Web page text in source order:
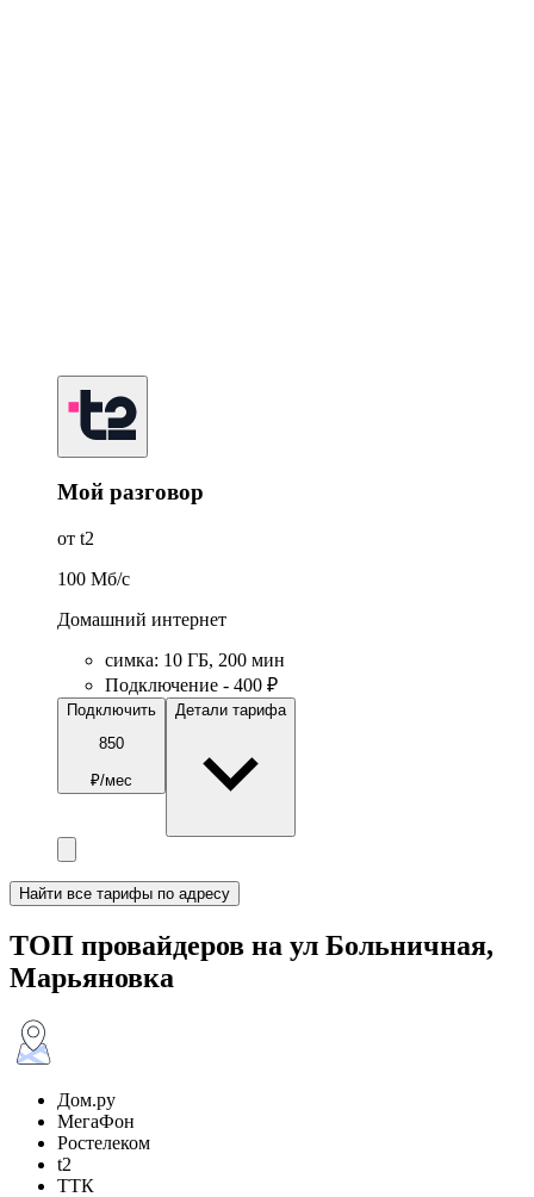
Мой разговор
от t2
100 Мб/c
Домашний интернет
симка: 10 ГБ, 200 мин
Подключение - 400 ₽
Подключить
850
₽/мес
Детали тарифа
Найти все тарифы по адресу
ТОП провайдеров на ул Больничная,
Марьяновка
Дом.ру
МегаФон
Ростелеком
t2
ТТК